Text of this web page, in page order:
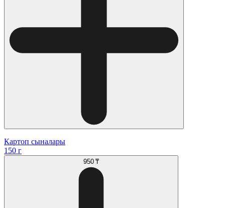
Картоп сыналары
150 г
950 ₸